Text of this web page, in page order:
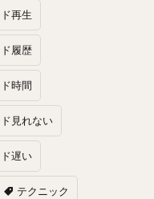
再生
履歴
時間
見れない
遅い
テクニック